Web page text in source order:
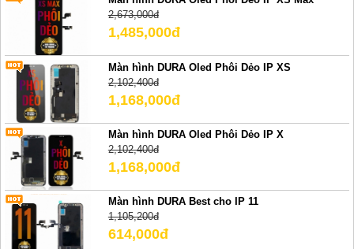
2,673,000đ
1,485,000đ
Màn hình DURA Oled Phôi Dẻo IP XS
2,102,400đ
1,168,000đ
Màn hình DURA Oled Phôi Dẻo IP X
2,102,400đ
1,168,000đ
Màn hình DURA Best cho IP 11
1,105,200đ
614,000đ